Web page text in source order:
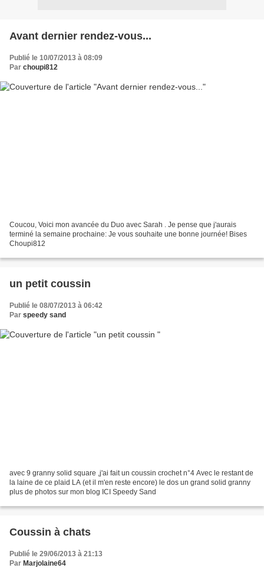
Avant dernier rendez-vous...
Publié le 10/07/2013 à 08:09
Par choupi812
Coucou, Voici mon avancée du Duo avec Sarah . Je pense que j'aurais
terminé la semaine prochaine: Je vous souhaite une bonne journée! Bises
Choupi812
un petit coussin
Publié le 08/07/2013 à 06:42
Par speedy sand
avec 9 granny solid square ,j'ai fait un coussin crochet n°4 Avec le restant de
la laine de ce plaid LA (et il m'en reste encore) le dos un grand solid granny
plus de photos sur mon blog ICI Speedy Sand
Coussin à chats
Publié le 29/06/2013 à 21:13
Par Marjolaine64